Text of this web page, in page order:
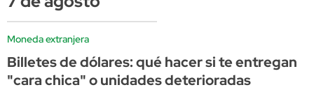
Moneda extranjera
Billetes de dólares: qué hacer si te entregan
"cara chica" o unidades deterioradas